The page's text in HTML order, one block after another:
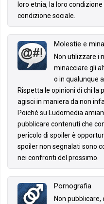
loro etnia, la loro
condizione sociale.
Molestie e
Non utilizzare i
minacciare gli
o in qualunque
Rispetta le opinioni di chi la
agisci in maniera da non
Poiché su Ludomedia
pubblicare contenuti che
pericolo di spoiler è
spoiler non segnalati sono
nei confronti del prossimo.
Pornografia
Non